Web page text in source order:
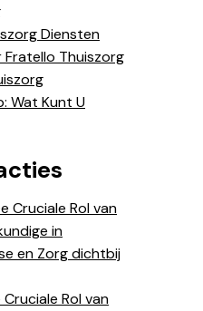
Diensten
Thuiszorg
Wat Kunt U
Cruciale Rol van
in
en Zorg dichtbij
Cruciale Rol van